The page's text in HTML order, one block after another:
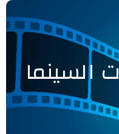
السينما